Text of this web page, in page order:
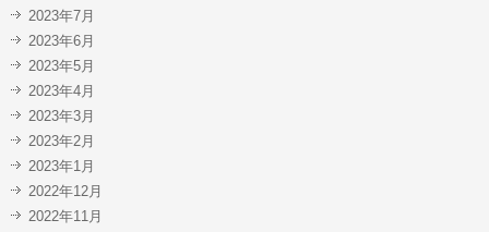
2023年7月
2023年6月
2023年5月
2023年4月
2023年3月
2023年2月
2023年1月
2022年12月
2022年11月